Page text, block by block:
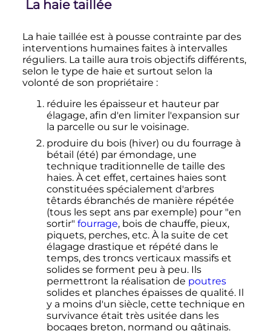
La haie taillée
La haie taillée est à pousse contrainte par des
interventions humaines faites à intervalles
réguliers. La taille aura trois objectifs différents,
selon le type de haie et surtout selon la
volonté de son propriétaire :
réduire les épaisseur et hauteur par
élagage, afin d'en limiter l'expansion sur
la parcelle ou sur le voisinage.
produire du bois (hiver) ou du fourrage à
bétail (été) par émondage, une
technique traditionnelle de taille des
haies. À cet effet, certaines haies sont
constituées spécialement d'arbres
têtards ébranchés de manière répétée
(tous les sept ans par exemple) pour "en
sortir" fourrage, bois de chauffe, pieux,
piquets, perches, etc. À la suite de cet
élagage drastique et répété dans le
temps, des troncs verticaux massifs et
solides se forment peu à peu. Ils
permettront la réalisation de poutres
solides et planches épaisses de qualité. Il
y a moins d'un siècle, cette technique en
survivance était très usitée dans les
bocages breton, normand ou gâtinais.